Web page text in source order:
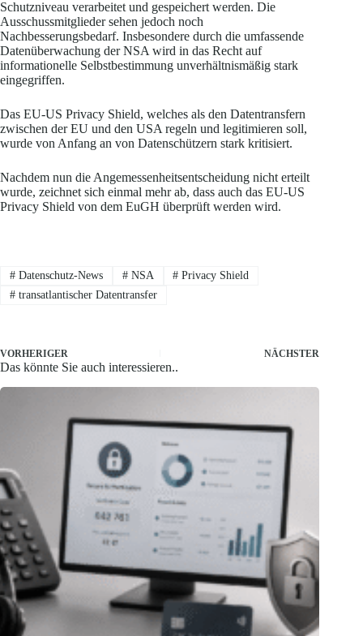
Schutzniveau verarbeitet und gespeichert werden. Die
Ausschussmitglieder sehen jedoch noch
Nachbesserungsbedarf. Insbesondere durch die umfassende
Datenüberwachung der NSA wird in das Recht auf
informationelle Selbstbestimmung unverhältnismäßig stark
eingegriffen.
Das EU-US Privacy Shield, welches als den Datentransfern
zwischen der EU und den USA regeln und legitimieren soll,
wurde von Anfang an von Datenschützern stark kritisiert.
Nachdem nun die Angemessenheitsentscheidung nicht erteilt
wurde, zeichnet sich einmal mehr ab, dass auch das EU-US
Privacy Shield von dem EuGH überprüft werden wird.
#Datenschutz-News #NSA # Privacy Shield
#transatlantischer Datentransfer
VORHERIGER NÄCHSTER
Das könnte Sie auch interessieren..